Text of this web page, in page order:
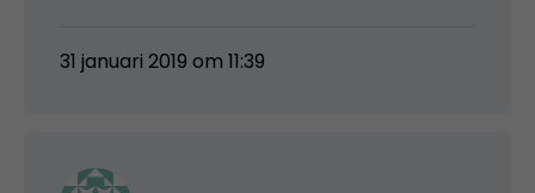
31 januari 2019 om 11:39